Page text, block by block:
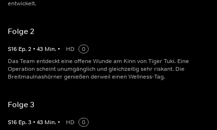
entwickelt.
Folge 2
S16 Ep.2 • 43 Min. • HD
0
Das Team entdeckt eine offene Wunde am Kinn von Tiger Tuki. Eine
Operation scheint unumgänglich und gleichzeitig sehr riskant. Die
Breitmaulnashörner genießen derweil einen Wellness-Tag.
Folge 3
S16 Ep.3 • 43 Min. • HD
0